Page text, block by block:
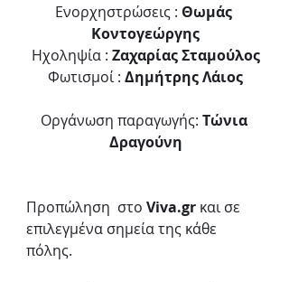
Ενορχηστρώσεις : Θωμάς
Κοντογεώργης
Ηχοληψία : Zαχαρίας Σταμούλος
Φωτισμοί : Δημήτρης Λάιος
Οργάνωση παραγωγής: Tώνια
Δραγούνη
Προπώληση  στο Viva.gr και σε
επιλεγμένα σημεία της κάθε
πόλης.